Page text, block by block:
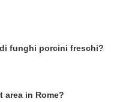
funghi porcini freschi?
area in Rome?